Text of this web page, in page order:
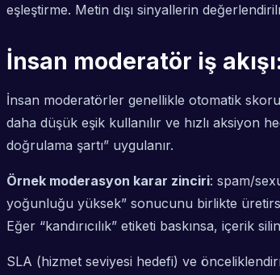
eşleştirme. Metin dışı sinyallerin
İnsan moderatör iş
İnsan moderatörler genellikle otomatik
daha düşük eşik kullanılır ve hızlı aksiyon
doğrulama şartı” uygulanır.
Örnek moderasyon karar zinciri: spam/
yoğunluğu yüksek” sonucunu birlikte
Eğer “kandırıcılık” etiketi baskınsa, içerik
SLA (hizmet seviyesi hedefi) ve